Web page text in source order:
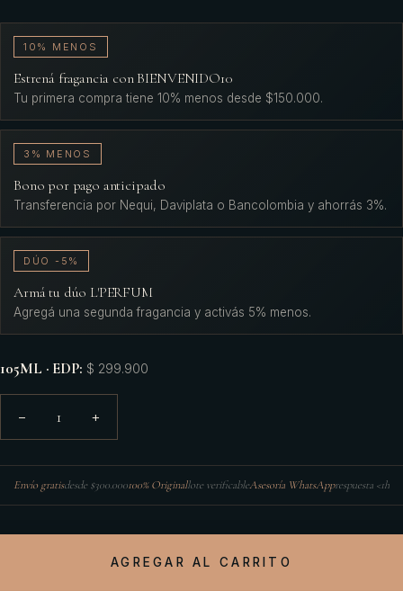
10% MENOS
Estrená fragancia con BIENVENIDO10
Tu primera compra tiene 10% menos desde $150.000.
3% MENOS
Bono por pago anticipado
Transferencia por Nequi, Daviplata o Bancolombia y ahorrás 3%.
DÚO -5%
Armá tu dúo L'PERFUM
Agregá una segunda fragancia y activás 5% menos.
105ML · EDP: $ 299.900
− 1 +
Envío gratisdesde $300.000100% Originallote verificableAsesoría WhatsApprespuesta <1h
AGREGAR AL CARRITO